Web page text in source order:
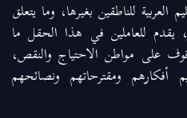
للناطقين بغيرها، وما يتعلق
يقدم للعاملين في هذا الحقل ما
على مواطن الاحتياج والنقص،
أفكارهم ومقترحاتهم ونصائحهم